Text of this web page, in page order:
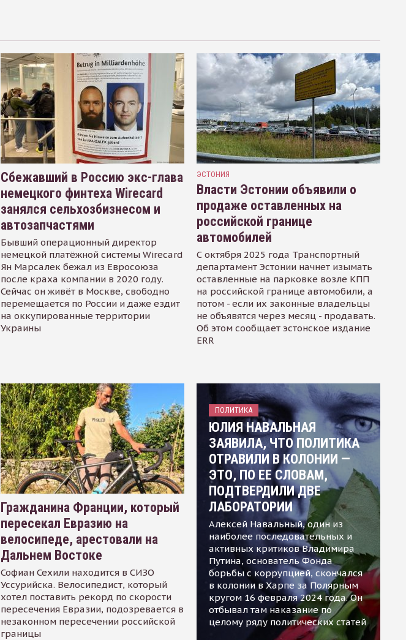
Сбежавший в Россию экс-глава
немецкого финтеха Wirecard
занялся сельхозбизнесом и
автозапчастями
Бывший операционный директор
немецкой платёжной системы Wirecard
Ян Марсалек бежал из Евросоюза
после краха компании в 2020 году.
Сейчас он живёт в Москве, свободно
перемещается по России и даже ездит
на оккупированные территории
Украины
ЭСТОНИЯ
Власти Эстонии объявили о
продаже оставленных на
российской границе
автомобилей
С октября 2025 года Транспортный
департамент Эстонии начнет изымать
оставленные на парковке возле КПП
на российской границе автомобили, а
потом - если их законные владельцы
не объявятся через месяц - продавать.
Об этом сообщает эстонское издание
ERR
Гражданина Франции, который
пересекал Евразию на
велосипеде, арестовали на
Дальнем Востоке
Софиан Сехили находится в СИЗО
Уссурийска. Велосипедист, который
хотел поставить рекорд по скорости
пересечения Евразии, подозревается в
незаконном пересечении российской
границы
ПОЛИТИКА
ЮЛИЯ НАВАЛЬНАЯ
ЗАЯВИЛА, ЧТО ПОЛИТИКА
ОТРАВИЛИ В КОЛОНИИ —
ЭТО, ПО ЕЕ СЛОВАМ,
ПОДТВЕРДИЛИ ДВЕ
ЛАБОРАТОРИИ
Алексей Навальный, один из
наиболее последовательных и
активных критиков Владимира
Путина, основатель Фонда
борьбы с коррупцией, скончался
в колонии в Харпе за Полярным
кругом 16 февраля 2024 года. Он
отбывал там наказание по
целому ряду политических статей